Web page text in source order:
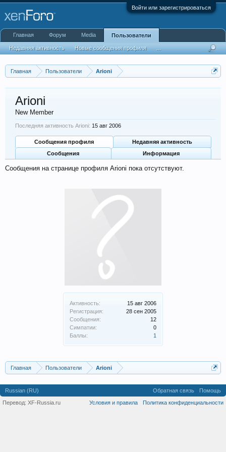
Войти или зарегистрироваться
Главная Пользователи Arioni
Активность:
15 авг 2006
Регистрация:
28 сен 2005
Сообщения:
12
Симпатии:
0
Баллы:
1
Arioni
New Member
Последняя активность Arioni: 15 авг 2006
Сообщения профиля
Недавняя активность
Сообщения
Информация
Сообщения на странице профиля Arioni пока отсутствуют.
Главная Пользователи Arioni
Главная Форум Media Пользователи
Недавняя активность Новые сообщения профиля
Russian (RU) Обратная связь
Помощь
Условия и правила
Политика конфиденциальности
Перевод: XF-Russia.ru